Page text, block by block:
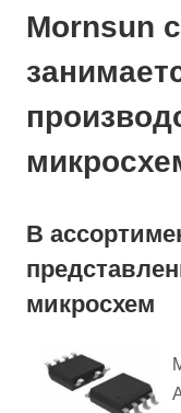
Mornsun
В
микросхем